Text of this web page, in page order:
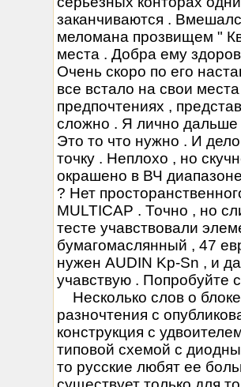
заканчиваются .
меломана прозвищем "
места . Добра ему
Очень скоро по его
все встало на свои
предпочтениях ,
сложно . Я лично дальше
Это то что нужно . И
точку . Неплохо , но
окрашено в ВЧ
? Нет
MULTICAP . Точно , но
тесте учавствовали
бумагомаслянный , 47
нужен AUDIN Kp-Sn , и
учавствую . Попробуйте
Несколько слов о
разночтения с
конструкция с
типовой схемой с
то русские любят ее